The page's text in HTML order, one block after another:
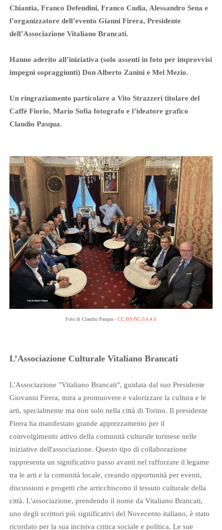
Chiantia, Franco Defendini, Franco Cudia, Alessandro Sena e
l’organizzatore dell’evento Gianni Firera, Presidente
dell’Associazione Vitaliano Brancati.
Hanno aderito all’iniziativa (solo assenti in foto per improvvisi
impegni sopraggiunti) Don Alberto Zanini e Mel Mezio.
Un ringraziamento particolare a Vito Strazzeri titolare del
Caffè Fiorio, Mario Sofia fotografo e l’ideatore grafico
Claudio Pasqua.
Foto di Claudio Pasqua -CC BY-NC-SA 4.0
L’Associazione Culturale Vitaliano Brancati
L'Associazione "Vitaliano Brancati", guidata dal suo Presidente
Giovanni Firera, mira a promuovere e valorizzare la cultura e le
arti, specialmente ma non solo nella città di Torino. Il presidente
Firera ha manifestato grande apprezzamento per il
coinvolgimento attivo della comunità culturale torinese nelle
iniziative dell'associazione. Questo tipo di collaborazione
rappresenta un significativo passo avanti nel rafforzare il legame
tra le arti e la comunità locale, creando opportunità per eventi,
discussioni e progetti che arricchiscono il tessuto culturale della
città. L'associazione, prendendo il nome da Vitaliano Brancati,
uno degli scrittori più significativi del Novecento italiano, è stato
ricordato per la sua incisiva critica sociale e politica. Le sue